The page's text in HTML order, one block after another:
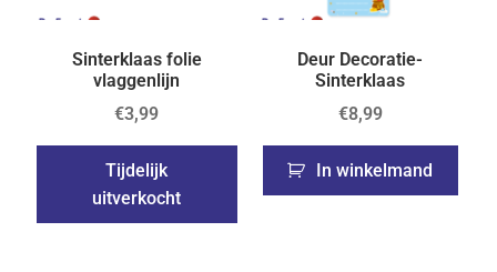
Sinterklaas folie
vlaggenlijn
€3,99
Tijdelijk
uitverkocht
Deur Decoratie-
Sinterklaas
€8,99
In winkelmand